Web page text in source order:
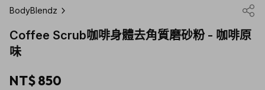
BodyBlendz
Coffee Scrub咖啡身體去角質磨砂粉 - 咖啡原
味
NT$ 850